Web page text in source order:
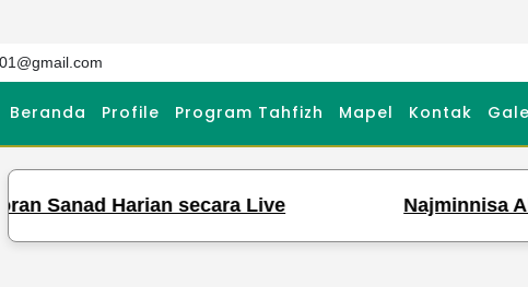
Beranda Profile Program Tahfizh Mapel Kontak
Sanad Harian secara Live Najminnisa